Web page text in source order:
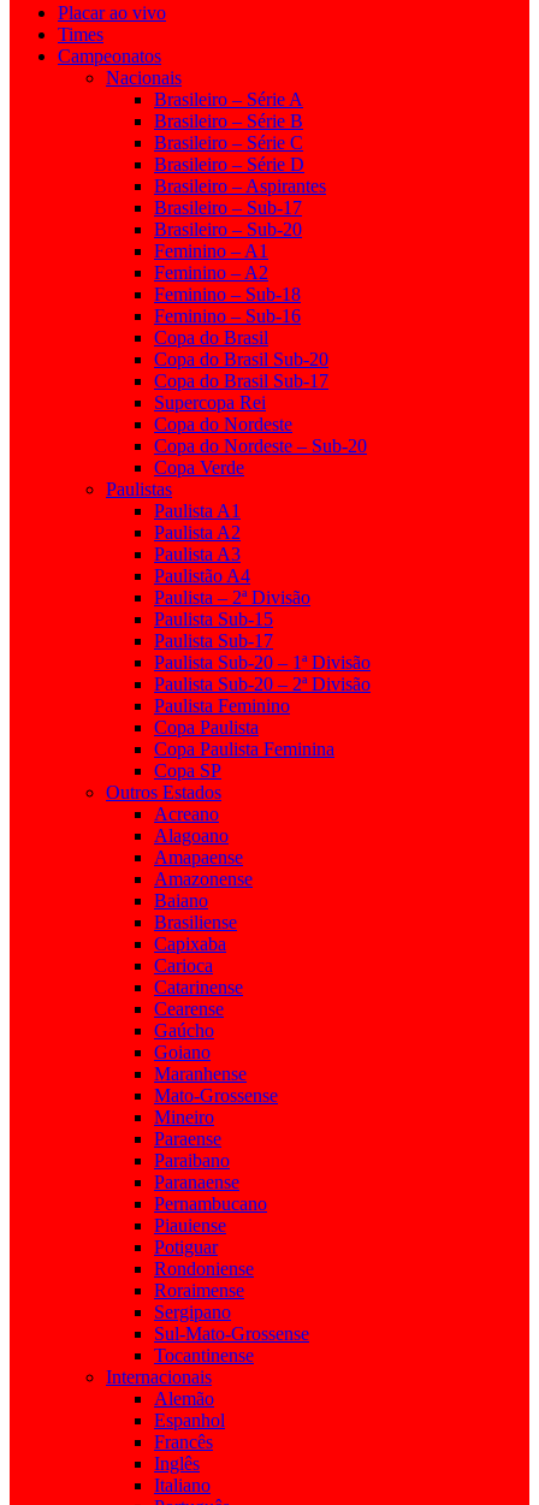
Placar ao vivo
Times
Campeonatos
Nacionais
Brasileiro – Série A
Brasileiro – Série B
Brasileiro – Série C
Brasileiro – Série D
Brasileiro – Aspirantes
Brasileiro – Sub-17
Brasileiro – Sub-20
Feminino – A1
Feminino – A2
Feminino – Sub-18
Feminino – Sub-16
Copa do Brasil
Copa do Brasil Sub-20
Copa do Brasil Sub-17
Supercopa Rei
Copa do Nordeste
Copa do Nordeste – Sub-20
Copa Verde
Paulistas
Paulista A1
Paulista A2
Paulista A3
Paulistão A4
Paulista – 2ª Divisão
Paulista Sub-15
Paulista Sub-17
Paulista Sub-20 – 1ª Divisão
Paulista Sub-20 – 2ª Divisão
Paulista Feminino
Copa Paulista
Copa Paulista Feminina
Copa SP
Outros Estados
Acreano
Alagoano
Amapaense
Amazonense
Baiano
Brasiliense
Capixaba
Carioca
Catarinense
Cearense
Gaúcho
Goiano
Maranhense
Mato-Grossense
Mineiro
Paraense
Paraibano
Paranaense
Pernambucano
Piauiense
Potiguar
Rondoniense
Roraimense
Sergipano
Sul-Mato-Grossense
Tocantinense
Internacionais
Alemão
Espanhol
Francês
Inglês
Italiano